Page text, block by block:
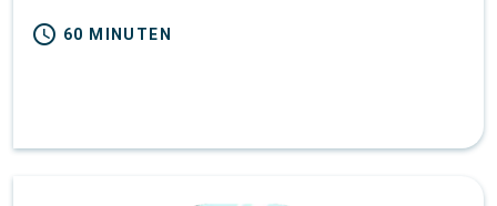
schedule 60 MINUTEN